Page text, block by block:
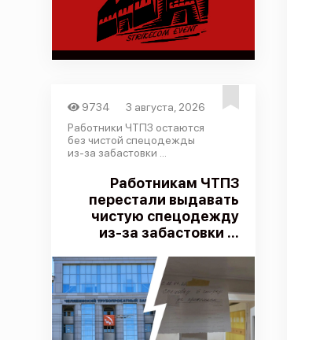
9734
3 августа, 2026
Работники ЧТПЗ остаются
без чистой спецодежды
из-за забастовки ...
Работникам ЧТПЗ
перестали выдавать
чистую спецодежду
из-за забастовки ...